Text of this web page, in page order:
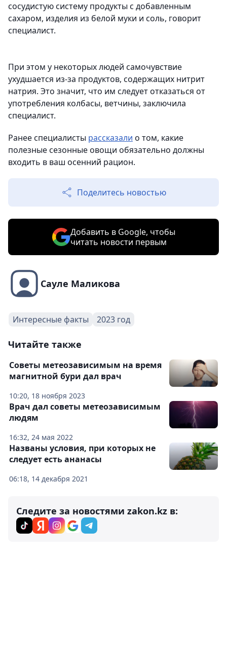
сосудистую систему продукты с добавленным
сахаром, изделия из белой муки и соль, говорит
специалист.
При этом у некоторых людей самочувствие
ухудшается из-за продуктов, содержащих нитрит
натрия. Это значит, что им следует отказаться от
употребления колбасы, ветчины, заключила
специалист.
Ранее специалисты рассказали о том, какие
полезные сезонные овощи обязательно должны
входить в ваш осенний рацион.
Поделитесь новостью
Добавить в Google, чтобы
читать новости первым
Сауле Маликова
Интересные факты 2023 год
Читайте также
10:20, 18 ноября 2023
Советы метеозависимым на время
магнитной бури дал врач
16:32, 24 мая 2022
Врач дал советы метеозависимым
людям
06:18, 14 декабря 2021
Названы условия, при которых не
следует есть ананасы
Следите за новостями zakon.kz в: